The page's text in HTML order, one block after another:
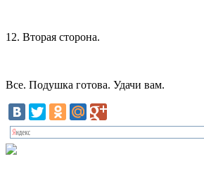
12. Вторая сторона.
Все. Подушка готова. Удачи вам.